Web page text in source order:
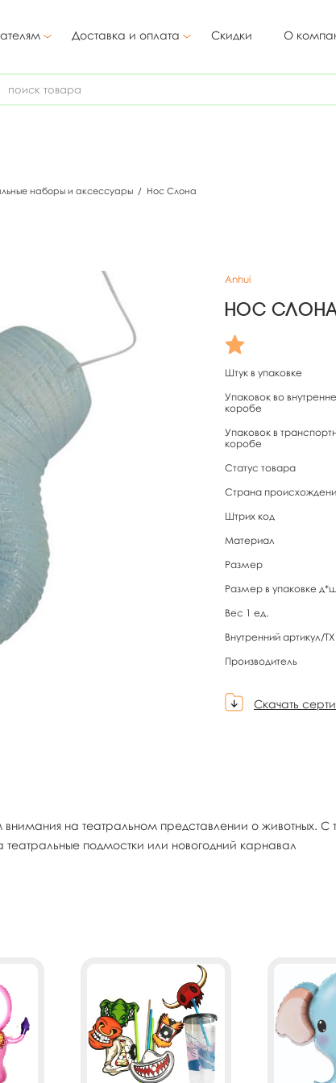
Доставка и оплата Скидки О
наборы и аксессуары / Нос Слона
Anhui
Нос
Штук в упаковке
Упаковок во
коробе
Упаковок в
коробе
Статус товара
Страна
Штрих код
Материал
Размер
Размер в упаковке
Вес 1 ед.
Внутренний артикул/TX
Производитель
Скачать
на театральном представлении о животных.
подмостки или новогодний карнавал